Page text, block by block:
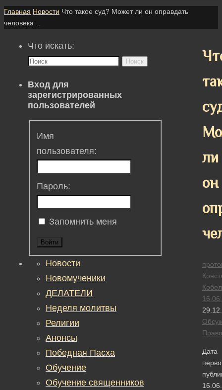
Главная Новости Что такое суд? Может ли он оправдать
человека…
ли
он
Дата
Что искать:
Поиск
Вход для
зарегистрированных
пользователей
Имя
пользователя:
Пароль:
Запомнить меня
Войти
Новости
Новомученики
ДЕЛАТЕЛИ
Неделя молитвы
Религии
Анонсы
Победная Пасха
Обучение
Обучение священников